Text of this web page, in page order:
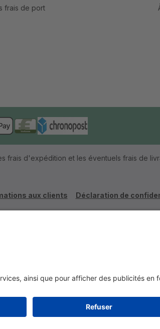
frais de port
frais d'expédition et les éventuels frais de
aux clients Déclaration de